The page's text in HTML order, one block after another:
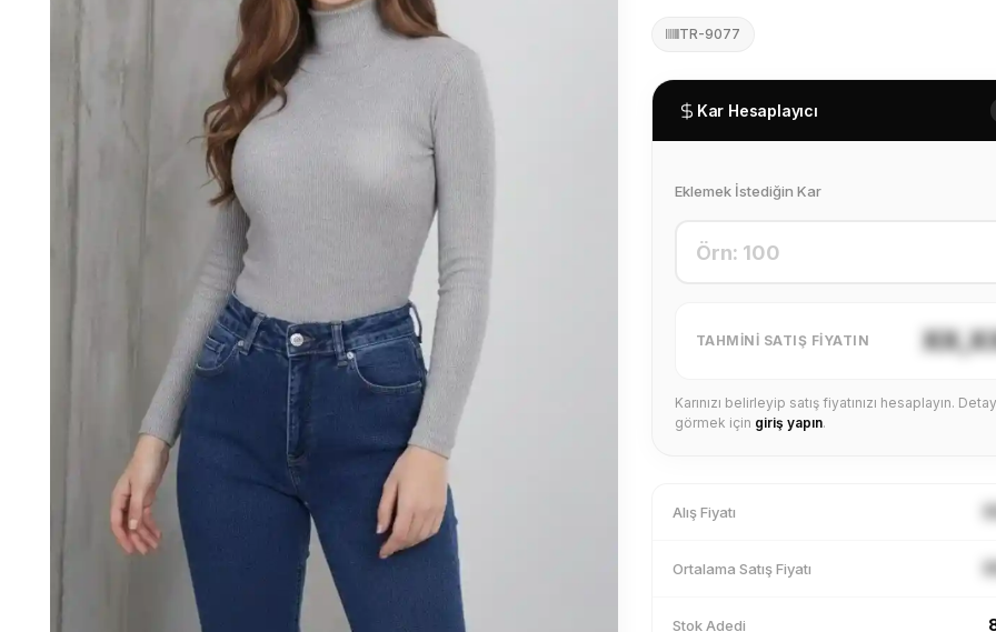
TR-9077
Kar Hesaplayıcı
Eklemek İstediğin Kar
TAHMINI SATIŞ FIYATIN
Karınızı belirleyip satış fiyatınızı hesaplayın.
görmek için giriş yapın.
Alış Fiyatı
Ortalama Satış Fiyatı
Stok Adedi